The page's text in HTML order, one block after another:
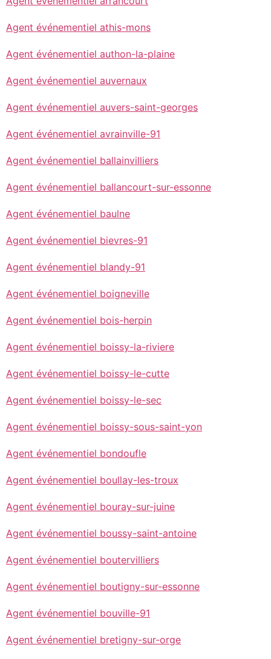
Agent événementiel athis-mons
Agent événementiel authon-la-plaine
Agent événementiel auvernaux
Agent événementiel auvers-saint-georges
Agent événementiel avrainville-91
Agent événementiel ballainvilliers
Agent événementiel ballancourt-sur-essonne
Agent événementiel baulne
Agent événementiel bievres-91
Agent événementiel blandy-91
Agent événementiel boigneville
Agent événementiel bois-herpin
Agent événementiel boissy-la-riviere
Agent événementiel boissy-le-cutte
Agent événementiel boissy-le-sec
Agent événementiel boissy-sous-saint-yon
Agent événementiel bondoufle
Agent événementiel boullay-les-troux
Agent événementiel bouray-sur-juine
Agent événementiel boussy-saint-antoine
Agent événementiel boutervilliers
Agent événementiel boutigny-sur-essonne
Agent événementiel bouville-91
Agent événementiel bretigny-sur-orge